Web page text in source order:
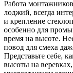
Работа
лоджий, всегда
и крепление
особенно для
время на высоте.
повод для смеха
Представьте себе,
высоты на